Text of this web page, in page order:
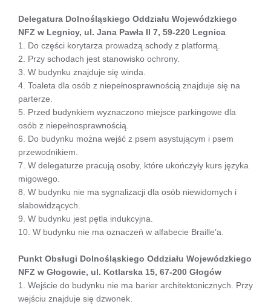
Delegatura Dolnośląskiego Oddziału Wojewódzkiego
NFZ w Legnicy, ul. Jana Pawła II 7, 59-220 Legnica
1. Do części korytarza prowadzą schody z platformą.
2. Przy schodach jest stanowisko ochrony.
3. W budynku znajduje się winda.
4. Toaleta dla osób z niepełnosprawnością znajduje się na
parterze.
5. Przed budynkiem wyznaczono miejsce parkingowe dla
osób z niepełnosprawnością.
6. Do budynku można wejść z psem asystującym i psem
przewodnikiem.
7. W delegaturze pracują osoby, które ukończyły kurs języka
migowego.
8. W budynku nie ma sygnalizacji dla osób niewidomych i
słabowidzących.
9. W budynku jest pętla indukcyjna.
10. W budynku nie ma oznaczeń w alfabecie Braille’a.
Punkt Obsługi Dolnośląskiego Oddziału Wojewódzkiego
NFZ w Głogowie, ul. Kotlarska 15, 67-200 Głogów
1. Wejście do budynku nie ma barier architektonicznych. Przy
wejściu znajduje się dzwonek.